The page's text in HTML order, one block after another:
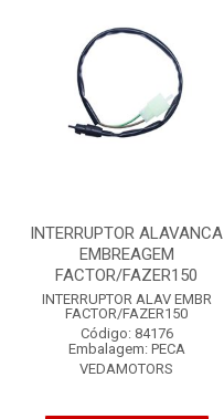
INTERRUPTOR ALAVANCA
EMBREAGEM
FACTOR/FAZER150
INTERRUPTOR ALAV EMBR
FACTOR/FAZER150
Código: 84176
Embalagem: PECA
VEDAMOTORS